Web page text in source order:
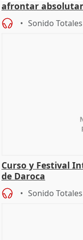
afrontar
Sonido Totales
Curso y Festival
de Daroca
Sonido Totales